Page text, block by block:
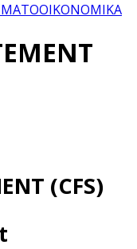
(CFS)